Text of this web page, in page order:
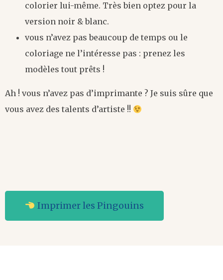
colorier lui-même. Très bien optez pour la
version noir & blanc.
vous n’avez pas beaucoup de temps ou le
coloriage ne l’intéresse pas : prenez les
modèles tout prêts !
Ah ! vous n’avez pas d’imprimante ? Je suis sûre que
vous avez des talents d’artiste !!
Imprimer les Pingouins